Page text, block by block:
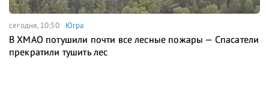
сегодня, 10:50 Югра
В ХМАО потушили почти все лесные пожары — Спасатели
прекратили тушить лес